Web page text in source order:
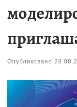
Опубликовано